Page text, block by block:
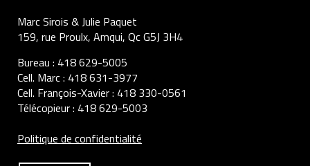
Marc Sirois & Julie Paquet
159, rue Proulx, Amqui, Qc G5J 3H4
Bureau : 418 629-5005
Cell. Marc : 418 631-3977
Cell. François-Xavier : 418 330-0561
Télécopieur : 418 629-5003
Politique de confidentialité